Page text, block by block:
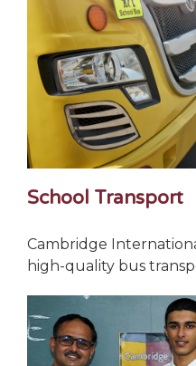
School Transport
Cambridge
high-quality bus